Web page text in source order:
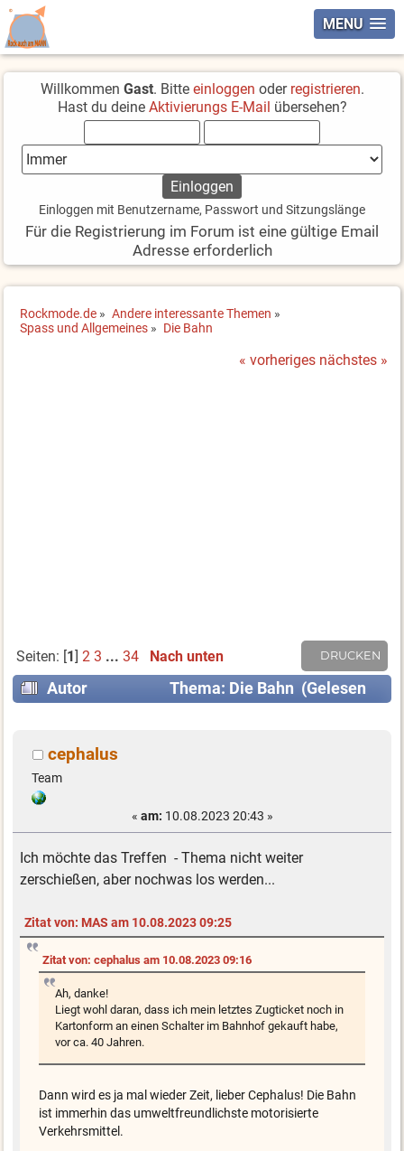
MENU
Willkommen Gast. Bitte einloggen oder registrieren.
Hast du deine Aktivierungs E-Mail übersehen?
Einloggen mit Benutzername, Passwort und Sitzungslänge
Für die Registrierung im Forum ist eine gültige Email
Adresse erforderlich
Rockmode.de » Andere interessante Themen »
Spass und Allgemeines » Die Bahn
« vorheriges nächstes »
DRUCKEN
Seiten: [1] 2 3 ... 34 Nach unten
Autor
Thema: Die Bahn (Gelesen
cephalus
Team
« am: 10.08.2023 20:43 »
Ich möchte das Treffen - Thema nicht weiter
zerschießen, aber nochwas los werden...
Zitat von: MAS am 10.08.2023 09:25
Zitat von: cephalus am 10.08.2023 09:16
Ah, danke!
Liegt wohl daran, dass ich mein letztes Zugticket noch in
Kartonform an einen Schalter im Bahnhof gekauft habe,
vor ca. 40 Jahren.
Dann wird es ja mal wieder Zeit, lieber Cephalus! Die Bahn
ist immerhin das umweltfreundlichste motorisierte
Verkehrsmittel.